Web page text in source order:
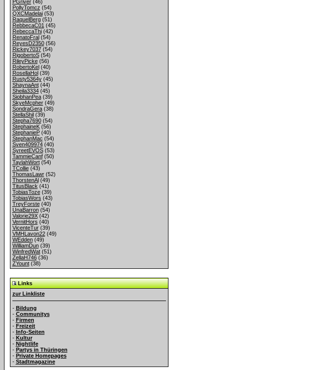
PGriver(46)
PollyTomcz (54)
QXCMadelai(53)
RaquelBerg(51)
RebbecaC01 (45)
RebeccaThi(42)
RenatoFral(54)
ReyesD2350(56)
Rickey7037(54)
RigobertoS(54)
RileyPicke(56)
RobertoKel(40)
RosellaHol(39)
Rusty5364y(45)
ShaynaAnt(44)
Sheila3334(45)
SiobhanPea(39)
SkyeMcpher(49)
SondraGera(38)
StellaShil(39)
Stepha7690(54)
StephaineK(56)
StephanieP(40)
StephanMac (54)
Sven409974(40)
SyreetEVOS(53)
TammieCanf(50)
TaylahWort(54)
TCollie(43)
ThomasLawr(52)
ThorstenAl(49)
TitusBlack (41)
TobiasToze(39)
TobiasWors (43)
TreyForste(40)
UnaBarron(54)
Valorie29X(42)
VernitHors (40)
VicenteTur(39)
VMHLavon22(49)
WEdden(49)
WilliamDun(39)
WinfredWat(51)
ZellaH746(36)
ZYount(38)
Links
zur Linkliste
- Bildung
- Communitys
- Firmen
- Freizeit
- Info-Seiten
- Kultur
- Nightlife
- Partys in Thüringen
- Private Homepages
- Stadtmagazine